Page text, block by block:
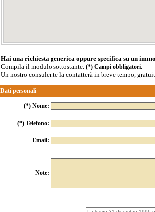
Hai una richiesta generica oppure specifica su un
Compila il modulo sottostante. (*) Campi obbligatori.
Un nostro consulente la contatterà in breve tempo,
Dati personali
(*) Nome:
(*) Telefono:
Email:
Note: